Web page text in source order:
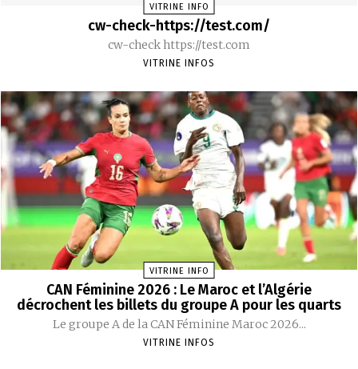
VITRINE INFO
cw-check-https://test.com/
cw-check https://test.com
VITRINE INFOS
VITRINE INFO
CAN Féminine 2026 : Le Maroc et l’Algérie
décrochent les billets du groupe A pour les quarts
Le groupe A de la CAN Féminine Maroc 2026...
VITRINE INFOS